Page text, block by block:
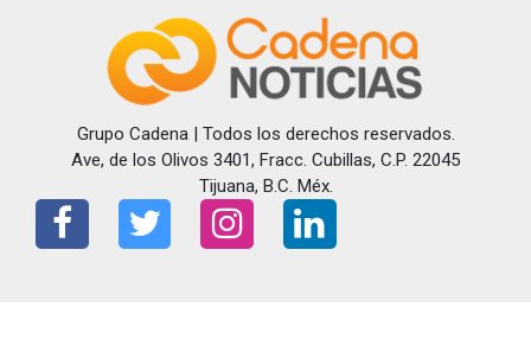
Grupo Cadena | Todos los derechos reservados.
Ave, de los Olivos 3401, Fracc. Cubillas, C.P. 22045
Tijuana, B.C. Méx.